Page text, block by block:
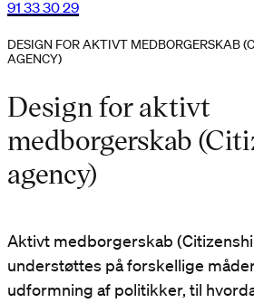
91 33 30 29
DESIGN FOR AKTIVT MEDBORGERSKAB
AGENCY)
Design for aktivt
medborgerskab
agency)
Aktivt medborgerskab
understøttes på forskellige
udformning af politikker, til